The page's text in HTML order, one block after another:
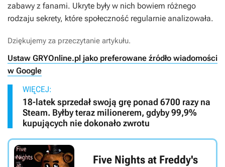
zabawy z fanami. Ukryte były w nich bowiem różnego
rodzaju sekrety, które społeczność regularnie analizowała.
Dziękujemy za przeczytanie artykułu.
Ustaw GRYOnline.pl jako preferowane źródło wiadomości
w Google
WIĘCEJ:
18-latek sprzedał swoją grę ponad 6700 razy na
Steam. Byłby teraz milionerem, gdyby 99,9%
kupujących nie dokonało zwrotu
Five Nights at Freddy's